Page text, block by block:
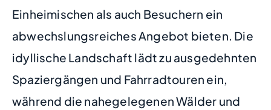
Einheimischen als auch Besuchern ein
abwechslungsreiches Angebot bieten. Die
idyllische Landschaft lädt zu ausgedehnten
Spaziergängen und Fahrradtouren ein,
während die nahegelegenen Wälder und